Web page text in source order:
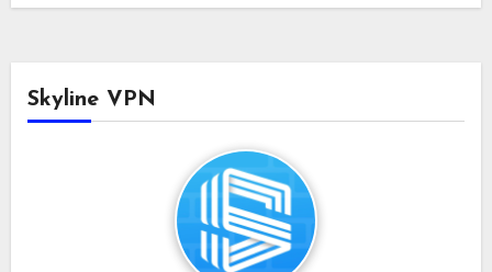
Skyline VPN